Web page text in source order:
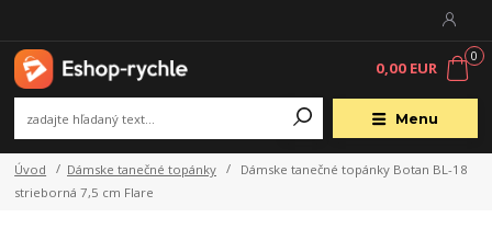
Menu
0
0,00 EUR
Úvod Dámske tanečné topánky
Dámske tanečné topánky Botan BL-18
strieborná 7,5 cm Flare